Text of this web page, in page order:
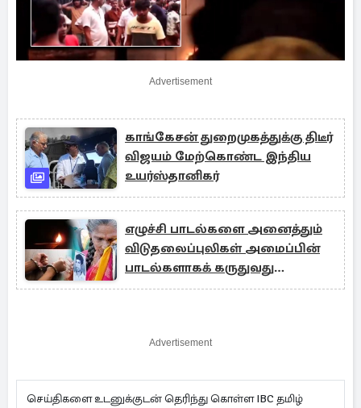
Advertisement
காங்கேசன் துறைமுகத்துக்கு திடீர்
விஜயம் மேற்கொண்ட இந்திய
உயர்ஸ்தானிகர்
எழுச்சி பாடல்களை அனைத்தும்
விடுதலைப்புலிகள் அமைப்பின்
பாடல்களாகக் கருதுவது
சரியானதா!
Advertisement
செய்திகளை உடனுக்குடன் தெரிந்து கொள்ள IBC தமிழ்